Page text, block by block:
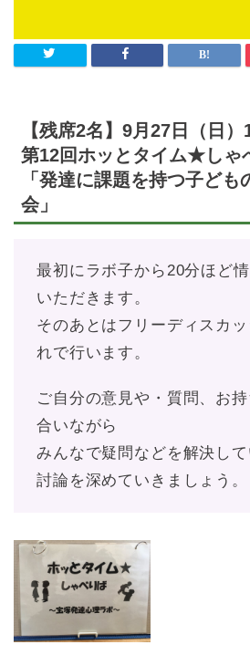
【残席2名】9月27日（日
第12回ホッとタイム★しゃ
「発達に課題を持つ子ども
会」
最初にラボ子から20分ほど
いただきます。
そのあとはフリーディスカ
れで行います。
ご自分の意見や・質問、お
合いながら
みんなで疑問などを解決して
討論を深めていきましょう。